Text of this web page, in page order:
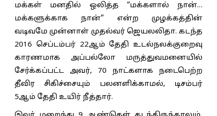
மக்கள் மனதில் ஒலித்த “மக்களால் நான்…
மக்களுக்காக நான்” என்ற முழக்கத்தின்
வடிவமே முன்னாள் முதல்வர் ஜெயலலிதா. கடந்த
2016 செப்டம்பர் 22ஆம் தேதி உடல்நலக்குறைவு
காரணமாக அப்பல்லோ மருத்துவமனையில்
சேர்க்கப்பட்ட அவர், 70 நாட்களாக நடைபெற்ற
தீவிர சிகிச்சையும் பலனளிக்காமல், டிசம்பர்
5ஆம் தேதி உயிர் நீத்தார்.